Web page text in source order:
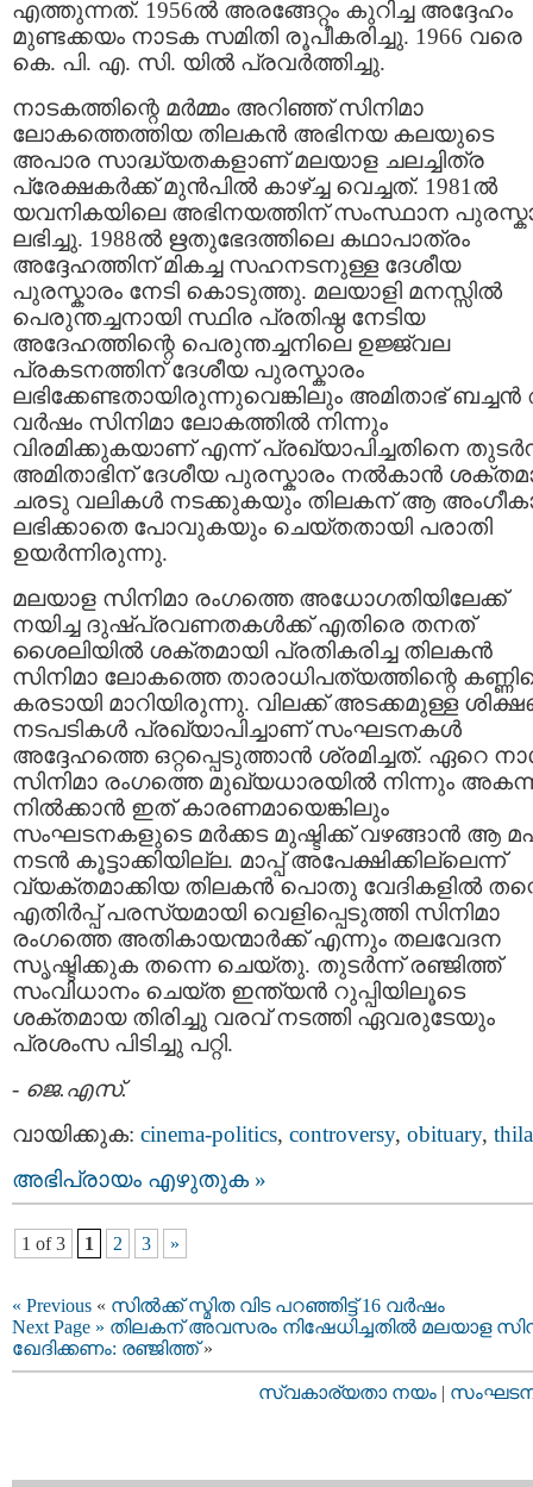
എത്തുന്നത്. 1956ൽ അരങ്ങേറ്റം കുറിച്ച അദ്ദേഹം
മുണ്ടക്കയം നാടക സമിതി രൂപീകരിച്ചു. 1966 വരെ
കെ. പി. എ. സി. യിൽ പ്രവർത്തിച്ചു.
നാടകത്തിന്റെ മർമ്മം അറിഞ്ഞ് സിനിമാ
ലോകത്തെത്തിയ തിലകൻ അഭിനയ കലയുടെ
അപാര സാദ്ധ്യതകളാണ് മലയാള ചലച്ചിത്ര
പ്രേക്ഷകർക്ക് മുൻപിൽ കാഴ്ച്ച വെച്ചത്. 1981ൽ
യവനികയിലെ അഭിനയത്തിന് സംസ്ഥാന
ലഭിച്ചു. 1988ൽ ഋതുഭേദത്തിലെ കഥാപാത്രം
അദ്ദേഹത്തിന് മികച്ച സഹനടനുള്ള ദേശീയ
പുരസ്കാരം നേടി കൊടുത്തു. മലയാളി മനസ്സിൽ
പെരുന്തച്ചനായി സ്ഥിര പ്രതിഷ്ഠ നേടിയ
അദേഹത്തിന്റെ പെരുന്തച്ചനിലെ ഉജ്ജ്വല
പ്രകടനത്തിന് ദേശീയ പുരസ്കാരം
ലഭിക്കേണ്ടതായിരുന്നുവെങ്കിലും അമിതാഭ്
വർഷം സിനിമാ ലോകത്തിൽ നിന്നും
വിരമിക്കുകയാണ് എന്ന് പ്രഖ്യാപിച്ചതിനെ
അമിതാഭിന് ദേശീയ പുരസ്കാരം നൽകാൻ
ചരടു വലികൾ നടക്കുകയും തിലകന് ആ
ലഭിക്കാതെ പോവുകയും ചെയ്തതായി പരാതി
ഉയർന്നിരുന്നു.
മലയാള സിനിമാ രംഗത്തെ അധോഗതിയിലേക്ക്
നയിച്ച ദുഷ്പ്രവണതകൾക്ക് എതിരെ തനത്
ശൈലിയിൽ ശക്തമായി പ്രതികരിച്ച തിലകൻ
സിനിമാ ലോകത്തെ താരാധിപത്യത്തിന്റെ
കരടായി മാറിയിരുന്നു. വിലക്ക് അടക്കമുള്ള
നടപടികൾ പ്രഖ്യാപിച്ചാണ് സംഘടനകൾ
അദ്ദേഹത്തെ ഒറ്റപ്പെടുത്താൻ ശ്രമിച്ചത്. ഏറെ
സിനിമാ രംഗത്തെ മുഖ്യധാരയിൽ നിന്നും
നിൽക്കാൻ ഇത് കാരണമായെങ്കിലും
സംഘടനകളുടെ മർക്കട മുഷ്ടിക്ക് വഴങ്ങാൻ ആ
നടൻ കൂട്ടാക്കിയില്ല. മാപ്പ് അപേക്ഷിക്കില്ലെന്ന്
വ്യക്തമാക്കിയ തിലകൻ പൊതു വേദികളിൽ
എതിർപ്പ് പരസ്യമായി വെളിപ്പെടുത്തി സിനിമാ
രംഗത്തെ അതികായന്മാർക്ക് എന്നും തലവേദന
സൃഷ്ടിക്കുക തന്നെ ചെയ്തു. തുടർന്ന് രഞ്ജിത്ത്
സംവിധാനം ചെയ്ത ഇന്ത്യൻ റുപ്പിയിലൂടെ
ശക്തമായ തിരിച്ചു വരവ് നടത്തി ഏവരുടേയും
പ്രശംസ പിടിച്ചു പറ്റി.
- ജെ.എസ്.
വായിക്കുക: cinema-politics, controversy, obituary,
അഭിപ്രായം എഴുതുക »
1 of 3 1 2 3 »
« Previous « സില്‍ക്ക് സ്മിത വിട പറഞ്ഞിട്ട് 16 വര്‍ഷം
Next Page » തിലകന് അവസരം നിഷേധിച്ചതില്‍ മലയാള
ഖേദിക്കണം: രഞ്ജിത്ത്»
സ്വകാര്യതാ നയം |